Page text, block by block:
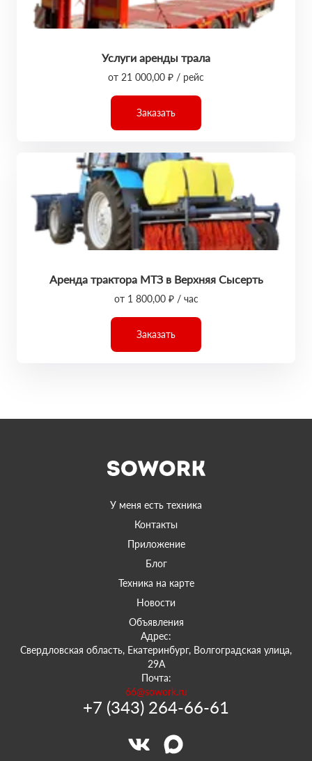
Услуги аренды трала
от 21 000,00 ₽ / рейс
Заказать
Аренда трактора МТЗ в Верхняя Сысерть
от 1 800,00 ₽ / час
Заказать
У меня есть техника
Контакты
Приложение
Блог
Техника на карте
Новости
Объявления
Адрес:
Свердловская область, Екатеринбург, Волгоградская улица,
29А
Почта:
66@sowork.ru
+7 (343) 264-66-61